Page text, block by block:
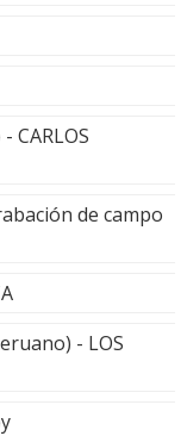
CARLOS
de campo
- LOS